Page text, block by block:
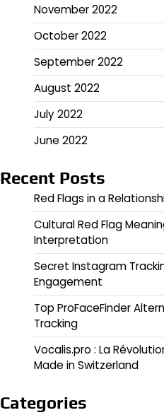
November 2022
October 2022
September 2022
August 2022
July 2022
June 2022
Recent Posts
Red Flags in a
Cultural Red Flag
Interpretation
Secret Instagram
Engagement
Top ProFaceFinder
Tracking
Vocalis.pro : La
Made in Switzerland
Categories